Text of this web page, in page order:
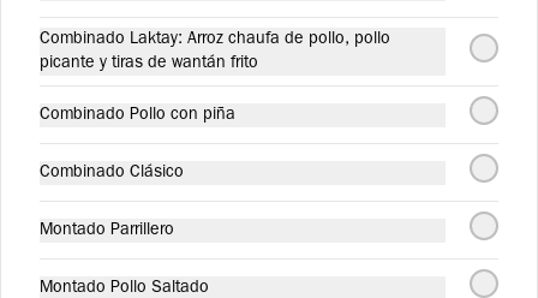
S/ 29.90
Plato salado con variedad de carnes, pollo,
chancho, carne y langostino, acompañado
de verduras salteadas y huevo de codorniz.
Combinado Laktay: Arroz chaufa de pollo, pollo
picante y tiras de wantán frito
Combinado Pollo con piña
Combinado Clásico
Montado Parrillero
Montado Pollo Saltado